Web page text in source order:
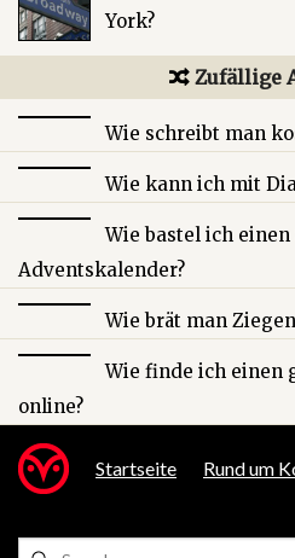
York?
Zufällige
Wie schreibt man
Wie kann ich mit
Wie bastel ich
Adventskalender?
Wie brät man
Wie finde ich einen
online?
Startseite Rund um